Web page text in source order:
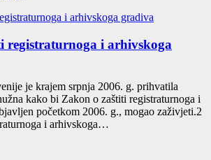
registraturnoga i arhivskoga
je kra­jem srp­nja 2006. g. pri­hva­ti­la
kako bi Zakon o zašti­ti regis­tra­tur­no­ga i
počet­kom 2006. g., mogao zaži­vje­ti.2
i arhiv­sko­ga…